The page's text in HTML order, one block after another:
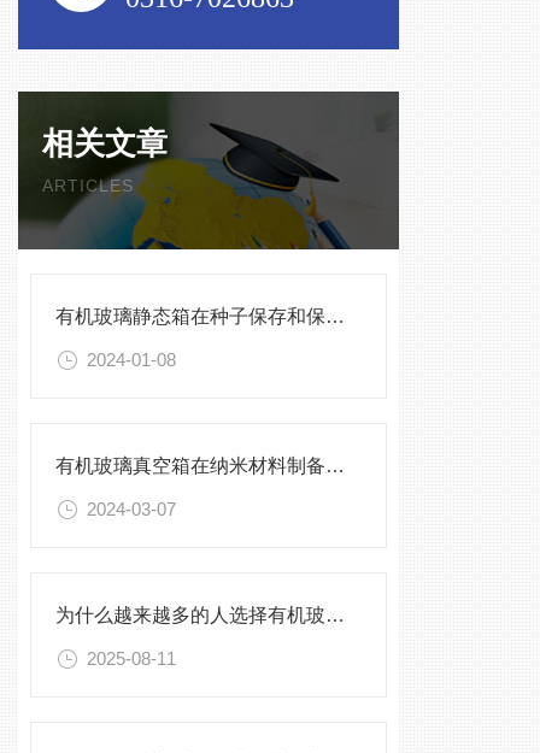
相关文章
ARTICLES
有机玻璃静态箱在种子保存和保护中的作用分析
2024-01-08
有机玻璃真空箱在纳米材料制备中的应用
2024-03-07
为什么越来越多的人选择有机玻璃密封箱来保存收藏品？
2025-08-11